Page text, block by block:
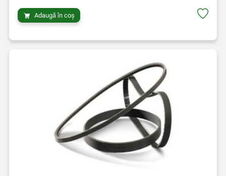
Adaugă în coș